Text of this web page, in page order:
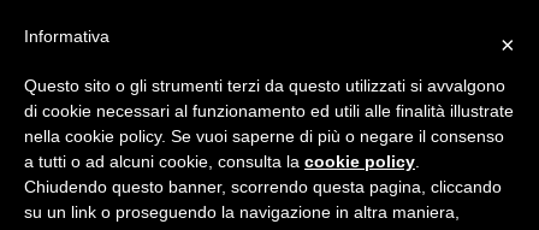
CAMPEGGIO E GIARDINO Cerca
×
Informativa
Questo sito o gli strumenti terzi da questo utilizzati si avvalgono
di cookie necessari al funzionamento ed utili alle finalità illustrate
nella cookie policy. Se vuoi saperne di più o negare il consenso
a tutti o ad alcuni cookie, consulta la cookie policy
Chiudendo questo banner, scorrendo questa pagina, cliccando
su un link o proseguendo la navigazione in altra maniera,